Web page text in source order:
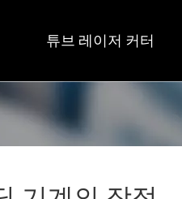
튜브 레이저 커터